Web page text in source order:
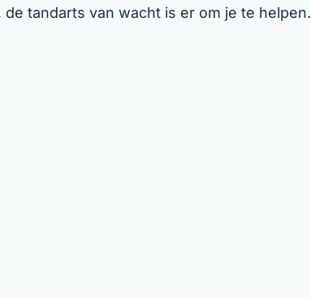
tandarts van wacht is er om je te helpen.